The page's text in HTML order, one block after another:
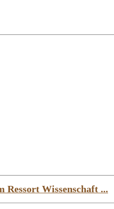
Ressort Wissenschaft ...